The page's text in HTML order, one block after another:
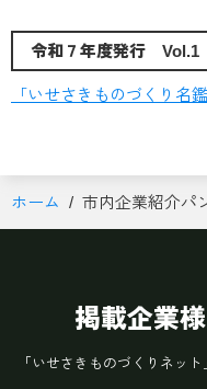
令和７年度発行 Vol.1
「いせさきものづくり名
ホーム 市内企業紹介パ
掲載企業
「いせさきものづくりネッ